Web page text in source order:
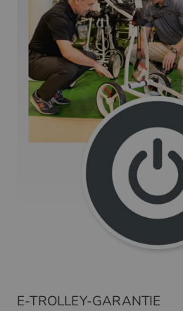
E-TROLLEY-GARANTIE